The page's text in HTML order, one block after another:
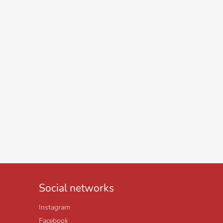
Social networks
Instagram
Facebook